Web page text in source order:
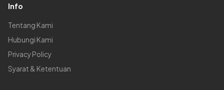
Info
Tentang Kami
Hubungi Kami
Privacy Policy
Syarat & Ketentuan